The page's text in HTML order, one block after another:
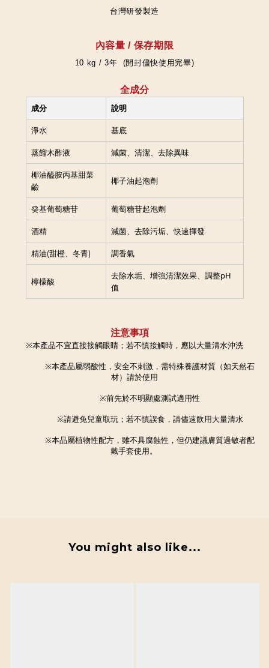
台灣研發製造
內容量 / 保存期限
10 kg / 3年 (開封儘快使用完畢)
全成分
成分 說明
淨水 基底
蒸餾木酢液 減菌、清潔、去除異味
椰油醯胺丙基甜菜
鹼
椰子油起泡劑
癸基葡萄糖苷 葡萄糖苷起泡劑
酒精 減菌、去除污垢、快速揮發
精油(甜橙、冬青) 調香氣
檸檬酸
去除水垢、增強清潔效果、調整pH
值
注意事項
※本產品不宜直接接觸眼睛；若不慎接觸時，應以大量清水沖洗
※本產品屬弱酸性，安全不刺激，需特殊養護材質（如天然石
材）請於使用
※前先於不明顯處測試適用性
※請避免兒童取玩；若不慎誤食，請儘速飲用大量清水
※本品屬植物性配方，雖不具腐蝕性，但仍建議膚質過敏者配
戴手套使用。
You might also like...